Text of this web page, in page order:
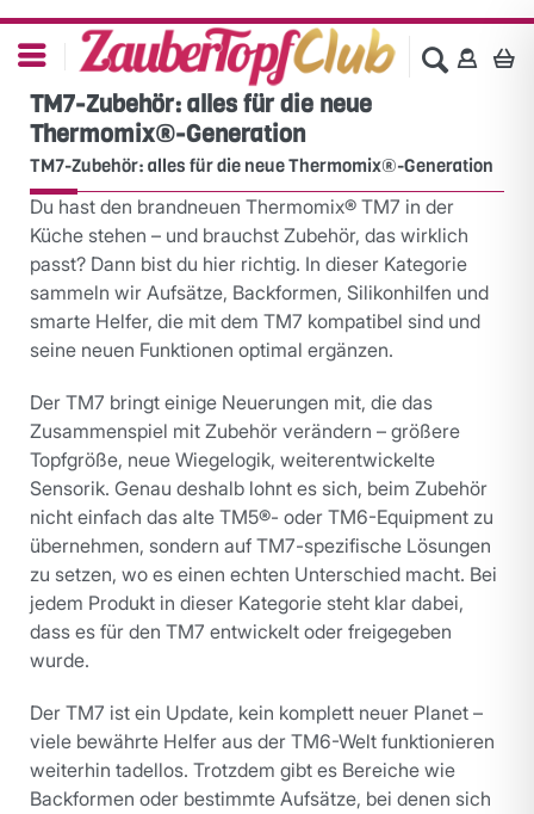
TM7-Zubehör: alles für die neue
Thermomix®-Generation
TM7-Zubehör: alles für die neue Thermomix®-Generation
Du hast den brandneuen Thermomix® TM7 in der
Küche stehen – und brauchst Zubehör, das wirklich
passt? Dann bist du hier richtig. In dieser Kategorie
sammeln wir Aufsätze, Backformen, Silikonhilfen und
smarte Helfer, die mit dem TM7 kompatibel sind und
seine neuen Funktionen optimal ergänzen.
Der TM7 bringt einige Neuerungen mit, die das
Zusammenspiel mit Zubehör verändern – größere
Topfgröße, neue Wiegelogik, weiterentwickelte
Sensorik. Genau deshalb lohnt es sich, beim Zubehör
nicht einfach das alte TM5®- oder TM6-Equipment zu
übernehmen, sondern auf TM7-spezifische Lösungen
zu setzen, wo es einen echten Unterschied macht. Bei
jedem Produkt in dieser Kategorie steht klar dabei,
dass es für den TM7 entwickelt oder freigegeben
wurde.
Der TM7 ist ein Update, kein komplett neuer Planet –
viele bewährte Helfer aus der TM6-Welt funktionieren
weiterhin tadellos. Trotzdem gibt es Bereiche wie
Backformen oder bestimmte Aufsätze, bei denen sich